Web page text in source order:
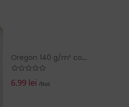
Oregon 140 g/m² cotton drawstring bag 5L
6.99 lei/buc